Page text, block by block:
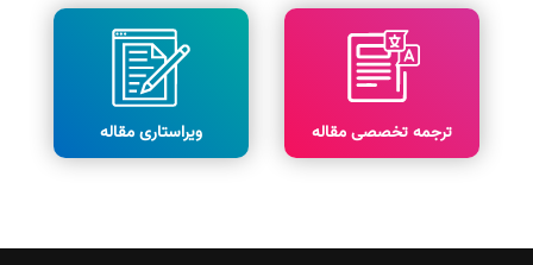
ترجمه تخصصی مقاله ویراستاری مقاله